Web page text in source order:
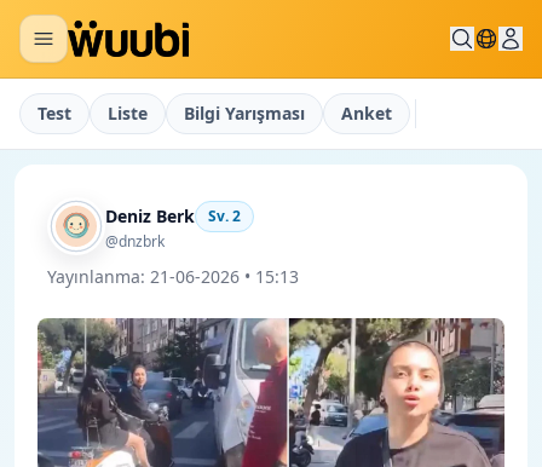
Test Liste Bilgi Yarışması Anket
Deniz Berk Sv.2
@dnzbrk
Yayınlanma: 21-06-2026 • 15:13